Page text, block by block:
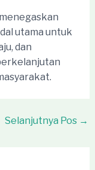
utama untuk
dan
Selanjutnya Pos →